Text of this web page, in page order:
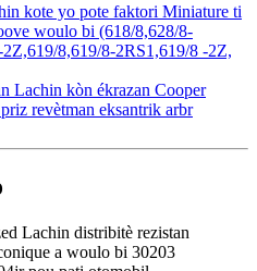
kote yo pote faktori Miniature ti
woulo bi (618/8,628/8-
8,619/8-2RS1,619/8 -2Z,
Lachin kòn ékrazan Cooper
revètman eksantrik arbr